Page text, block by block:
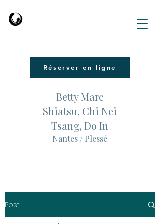
Réserver en ligne
Betty Marc
Shiatsu, Chi Nei
Tsang, Do In
Nantes / Plessé
Post